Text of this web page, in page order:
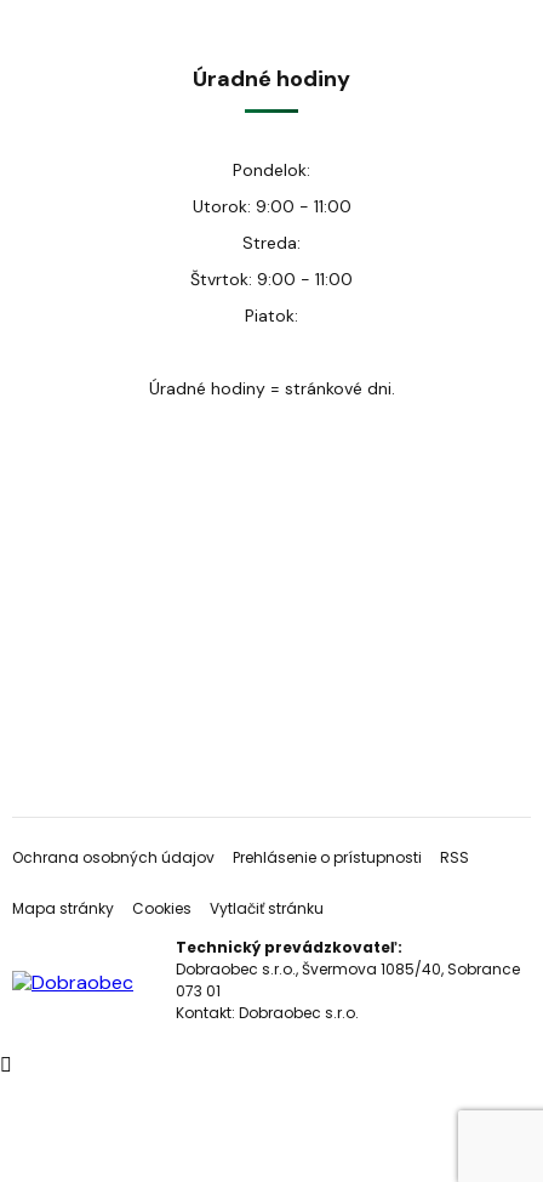
Úradné hodiny
Pondelok:
Utorok: 9:00 - 11:00
Streda:
Štvrtok: 9:00 - 11:00
Piatok:
Úradné hodiny = stránkové dni.
Ochrana osobných údajov Prehlásenie o prístupnosti RSS
Mapa stránky Cookies
Vytlačiť stránku
Technický prevádzkovateľ:
Dobraobec s.r.o., Švermova 1085/40, Sobrance
073 01
Kontakt: Dobraobec s.r.o.